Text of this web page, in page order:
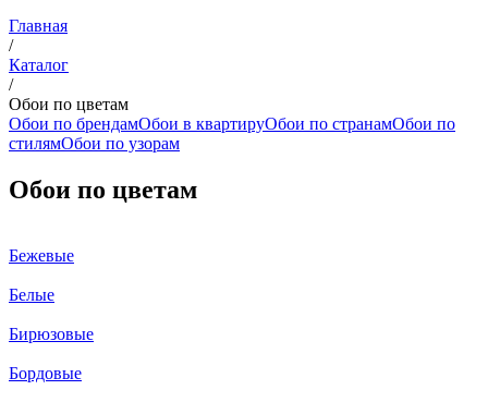
Главная
/
Каталог
/
Обои по цветам
Обои по брендамОбои в квартируОбои по странамОбои по
стилямОбои по узорам
Обои по цветам
Бежевые
Белые
Бирюзовые
Бордовые